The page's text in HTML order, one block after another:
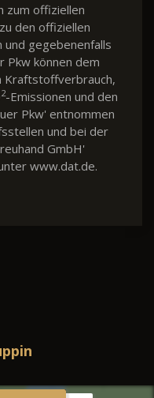
zum offiziellen
den offiziellen
und gegebenenfalls
Pkw können dem
Kraftstoffverbrauch,
2-Emissionen und den
Pkw' entnommen
und bei der
GmbH'
www.dat.de.